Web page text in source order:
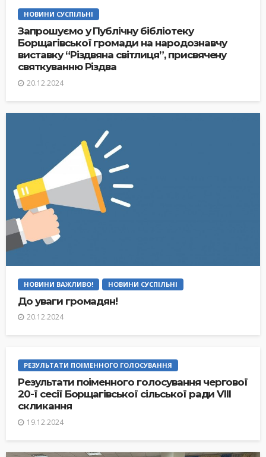
НОВИНИ СУСПІЛЬНІ
Запрошуємо у Публічну бібліотеку
Борщагівської громади на народознавчу
виставку “Різдвяна світлиця”, присвячену
святкуванню Різдва
20.12.2024
НОВИНИ ВАЖЛИВО! НОВИНИ СУСПІЛЬНІ
До уваги громадян!
20.12.2024
РЕЗУЛЬТАТИ ПОІМЕННОГО ГОЛОСУВАННЯ
Результати поіменного голосування чергової
20-ї сесії Борщагівської сільської ради VIII
скликання
19.12.2024